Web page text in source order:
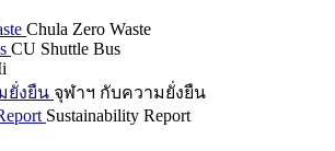
Chula Zero Waste
CU Shuttle Bus
ยั่งยืน จุฬาฯ กับความยั่งยืน
Sustainability Report